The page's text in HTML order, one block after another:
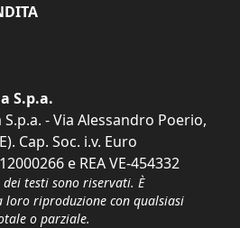
S.p.a.
- Via Alessandro Poerio,
Cap. Soc. i.v. Euro
e REA VE-454332
testi sono riservati. È
loro riproduzione con qualsiasi
o parziale.